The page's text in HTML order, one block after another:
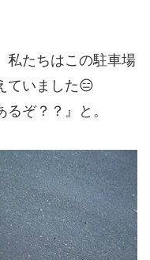
私たちはこの駐車場
ていました😑
るぞ？？』と。